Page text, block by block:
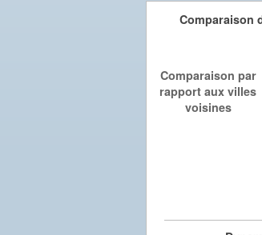
Comparaison
Comparaison par
rapport aux villes
voisines